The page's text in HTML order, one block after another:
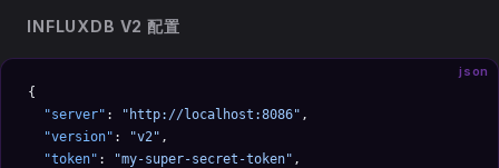
INFLUXDB V2 配置
json
{
  "server"
: "http://localhost:8086" ,
  "version"
: "v2" ,
  "token"
: "my-super-secret-token" ,